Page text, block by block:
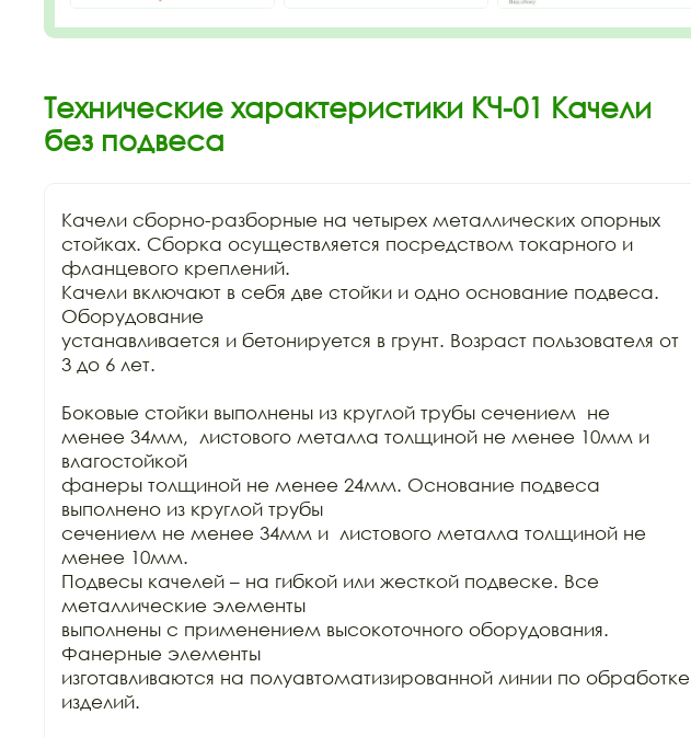
Технические характеристики КЧ-01 Качели
без подвеса
Качели сборно-разборные на четырех металлических опорных
стойках. Сборка осуществляется посредством токарного и
фланцевого креплений.
Качели включают в себя две стойки и одно основание подвеса.
Оборудование
устанавливается и бетонируется в грунт. Возраст пользователя от
3 до 6 лет.
Боковые стойки выполнены из круглой трубы сечением  не
менее 34мм,  листового металла толщиной не менее 10мм и
влагостойкой
фанеры толщиной не менее 24мм. Основание подвеса
выполнено из круглой трубы
сечением не менее 34мм и  листового металла толщиной не
менее 10мм.
Подвесы качелей – на гибкой или жесткой подвеске. Все
металлические элементы
выполнены с применением высокоточного оборудования.
Фанерные элементы
изготавливаются на полуавтоматизированной линии по обработке
изделий.